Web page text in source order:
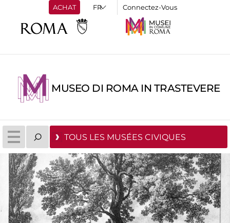
ACHAT Connectez-Vous
MUSEO DI ROMA IN TRASTEVERE
TOUS LES MUSÉES CIVIQUES